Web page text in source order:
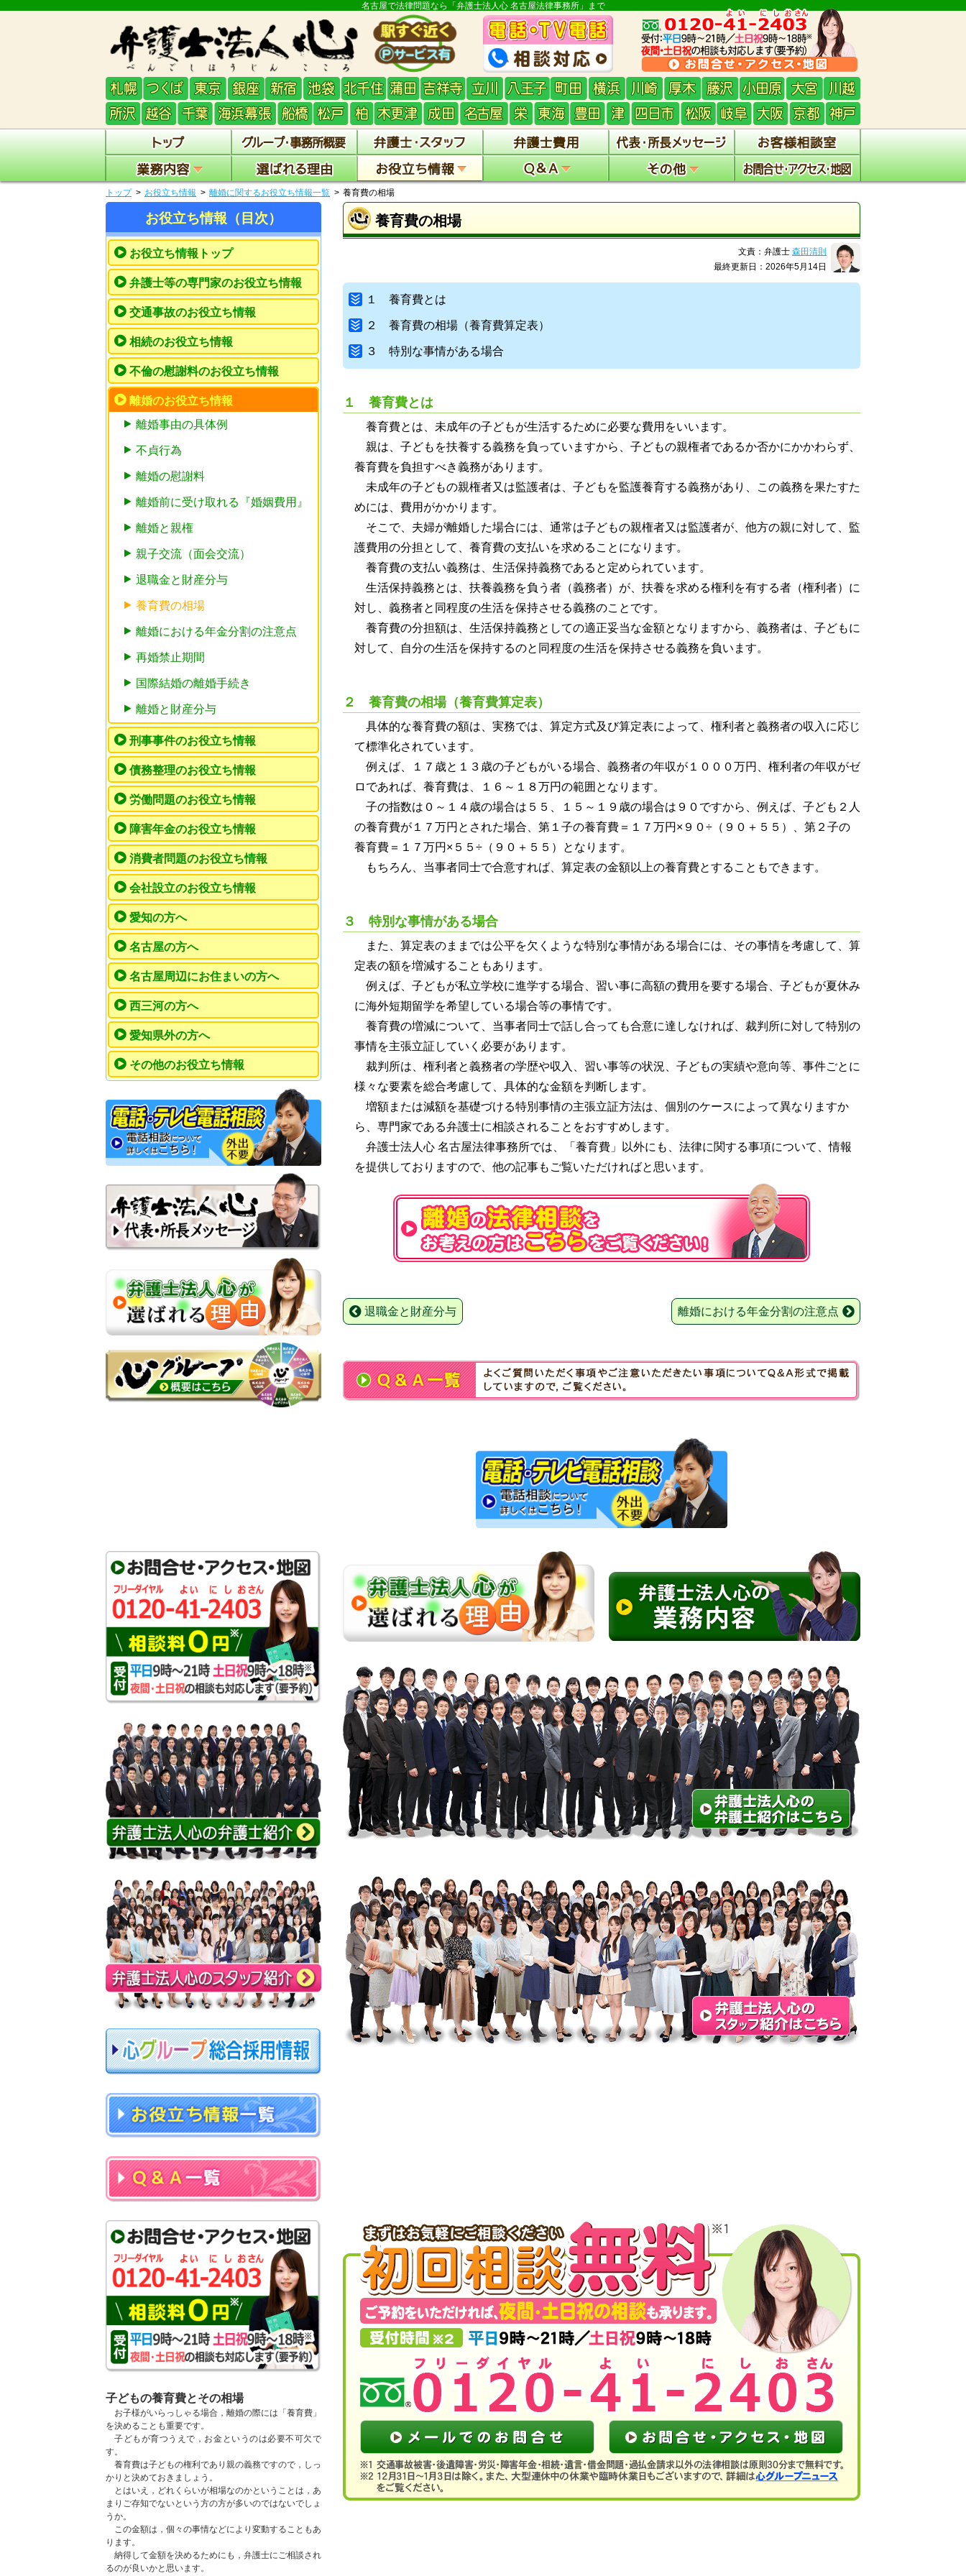
名古屋で法律問題なら「弁護士法人心 名古屋法律事務所」まで
トップ お役立ち情報 離婚に関するお役立ち情報一覧 養育費の相場
養育費の相場
文責：弁護士森田清則
最終更新日：2026年5月14日
１ 養育費とは
２ 養育費の相場（養育費算定表）
３ 特別な事情がある場合
１ 養育費とは
養育費とは、未成年の子どもが生活するために必要な費用をいいます。
親は、子どもを扶養する義務を負っていますから、子どもの親権者であるか否かにかかわらず、
養育費を負担すべき義務があります。
未成年の子どもの親権者又は監護者は、子どもを監護養育する義務があり、この義務を果たすた
めには、費用がかかります。
そこで、夫婦が離婚した場合には、通常は子どもの親権者又は監護者が、他方の親に対して、監
護費用の分担として、養育費の支払いを求めることになります。
養育費の支払い義務は、生活保持義務であると定められています。
生活保持義務とは、扶養義務を負う者（義務者）が、扶養を求める権利を有する者（権利者）に
対し、義務者と同程度の生活を保持させる義務のことです。
養育費の分担額は、生活保持義務としての適正妥当な金額となりますから、義務者は、子どもに
対して、自分の生活を保持するのと同程度の生活を保持させる義務を負います。
２ 養育費の相場（養育費算定表）
具体的な養育費の額は、実務では、算定方式及び算定表によって、権利者と義務者の収入に応じ
て標準化されています。
例えば、１７歳と１３歳の子どもがいる場合、義務者の年収が１０００万円、権利者の年収がゼ
ロであれば、養育費は、１６～１８万円の範囲となります。
子の指数は０～１４歳の場合は５５、１５～１９歳の場合は９０ですから、例えば、子ども２人
の養育費が１７万円とされた場合、第１子の養育費＝１７万円×９０÷（９０＋５５）、第２子の
養育費＝１７万円×５５÷（９０＋５５）となります。
もちろん、当事者同士で合意すれば、算定表の金額以上の養育費とすることもできます。
３ 特別な事情がある場合
また、算定表のままでは公平を欠くような特別な事情がある場合には、その事情を考慮して、算
定表の額を増減することもあります。
例えば、子どもが私立学校に進学する場合、習い事に高額の費用を要する場合、子どもが夏休み
に海外短期留学を希望している場合等の事情です。
養育費の増減について、当事者同士で話し合っても合意に達しなければ、裁判所に対して特別の
事情を主張立証していく必要があります。
裁判所は、権利者と義務者の学歴や収入、習い事等の状況、子どもの実績や意向等、事件ごとに
様々な要素を総合考慮して、具体的な金額を判断します。
増額または減額を基礎づける特別事情の主張立証方法は、個別のケースによって異なりますか
ら、専門家である弁護士に相談されることをおすすめします。
弁護士法人心 名古屋法律事務所では、「養育費」以外にも、法律に関する事項について、情報
を提供しておりますので、他の記事もご覧いただければと思います。
退職金と財産分与 離婚における年金分割の注意点
お役立ち情報（目次）
お役立ち情報トップ
弁護士等の専門家のお役立ち情報
交通事故のお役立ち情報
相続のお役立ち情報
不倫の慰謝料のお役立ち情報
離婚のお役立ち情報
離婚事由の具体例
不貞行為
離婚の慰謝料
離婚前に受け取れる『婚姻費用』
離婚と親権
親子交流（面会交流）
退職金と財産分与
養育費の相場
離婚における年金分割の注意点
再婚禁止期間
国際結婚の離婚手続き
離婚と財産分与
刑事事件のお役立ち情報
債務整理のお役立ち情報
労働問題のお役立ち情報
障害年金のお役立ち情報
消費者問題のお役立ち情報
会社設立のお役立ち情報
愛知の方へ
名古屋の方へ
名古屋周辺にお住まいの方へ
西三河の方へ
愛知県外の方へ
その他のお役立ち情報
子どもの養育費とその相場
お子様がいらっしゃる場合，離婚の際には「養育費」
を決めることも重要です。
子どもが育つうえで，お金というのは必要不可欠で
す。
養育費は子どもの権利であり親の義務ですので，しっ
かりと決めておきましょう。
とはいえ，どれくらいが相場なのかということは，あ
まりご存知でないという方の方が多いのではないでしょ
うか。
この金額は，個々の事情などにより変動することもあ
ります。
納得して金額を決めるためにも，弁護士にご相談され
るのが良いかと思います。